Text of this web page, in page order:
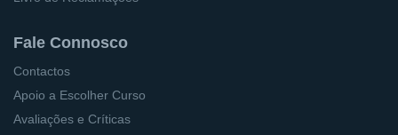
Fale Connosco
Contactos
Apoio a Escolher Curso
Avaliações e Críticas